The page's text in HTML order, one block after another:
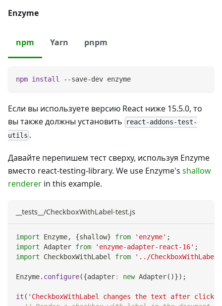
Enzyme
npm Yarn pnpm
npm install --save-dev enzyme
Если вы используете версию React ниже 15.5.0, то
вы также должны установить
react-addons-test-
utils .
Давайте перепишем тест сверху, используя Enzyme
вместо react-testing-library. We use Enzyme's shallow
renderer in this example.
__tests__/CheckboxWithLabel-test.js
import Enzyme, {shallow} from 'enzyme' ;
import Adapter from 'enzyme-adapter-react-16' ;
import
CheckboxWithLabel from '../CheckboxWithLabel'
Enzyme. configure({adapter: new Adapter( )}) ;
it ( 'CheckboxWithLabel changes the text after click'